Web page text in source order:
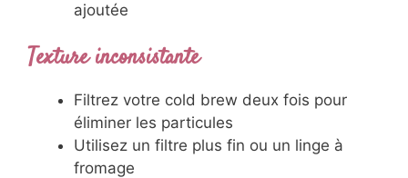
ajoutée
Texture inconsistante
Filtrez votre cold brew deux fois pour
éliminer les particules
Utilisez un filtre plus fin ou un linge à
fromage